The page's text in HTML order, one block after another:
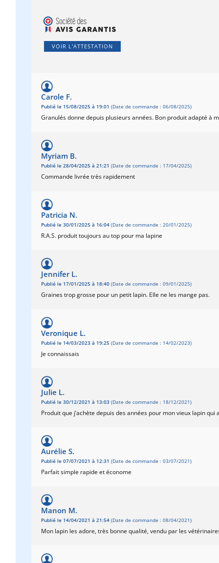
VOIR L'ATTESTATION
Carole F.
Publié le 15/08/2025 à 19:01 (Date de commande : 06/08/2025)
Granulés donne depuis plusieurs années. Bon produit adapté à
Myriam B.
Publié le 28/04/2025 à 21:21 (Date de commande : 17/04/2025)
Commande livrée très rapidement
Patricia N.
Publié le 30/01/2025 à 16:04 (Date de commande : 20/01/2025)
R.A.S. produit toujours au top pour ma lapine
Jennifer L.
Publié le 17/01/2025 à 18:40 (Date de commande : 09/01/2025)
Graines trop grosse pour un petit lapin. Elle ne les mange pas.
Veronique L.
Publié le 14/03/2023 à 19:25 (Date de commande : 14/02/2023)
Je connaissais
Julie L.
Publié le 30/12/2021 à 13:03 (Date de commande : 18/12/2021)
Produit que j’achète depuis des années pour mon vieux lapin qui
Aurélie S.
Publié le 07/07/2021 à 12:31 (Date de commande : 03/07/2021)
Parfait simple rapide et économe
Manon M.
Publié le 14/04/2021 à 21:54 (Date de commande : 08/04/2021)
Mon lapin les adore, très bonne qualité, vendu par les